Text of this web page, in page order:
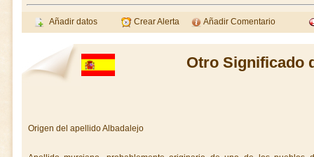
Añadir datos Crear Alerta Añadir Comentario
Otro Significado
Origen del apellido Albadalejo